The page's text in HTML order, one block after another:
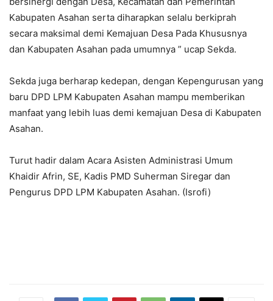
Kabupaten Asahan serta diharapkan selalu berkiprah
secara maksimal demi Kemajuan Desa Pada Khususnya
dan Kabupaten Asahan pada umumnya ” ucap Sekda.
Sekda juga berharap kedepan, dengan Kepengurusan yang
baru DPD LPM Kabupaten Asahan mampu memberikan
manfaat yang lebih luas demi kemajuan Desa di Kabupaten
Asahan.
Turut hadir dalam Acara Asisten Administrasi Umum
Khaidir Afrin, SE, Kadis PMD Suherman Siregar dan
Pengurus DPD LPM Kabupaten Asahan. (Isrofi)